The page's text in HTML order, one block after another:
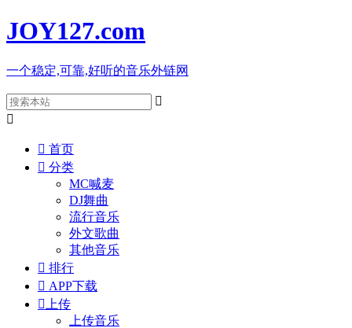
JOY127.com
一个稳定,可靠,好听的音乐外链网


 首页
 分类
MC喊麦
DJ舞曲
流行音乐
外文歌曲
其他音乐
 排行
 APP下载
 上传
上传音乐